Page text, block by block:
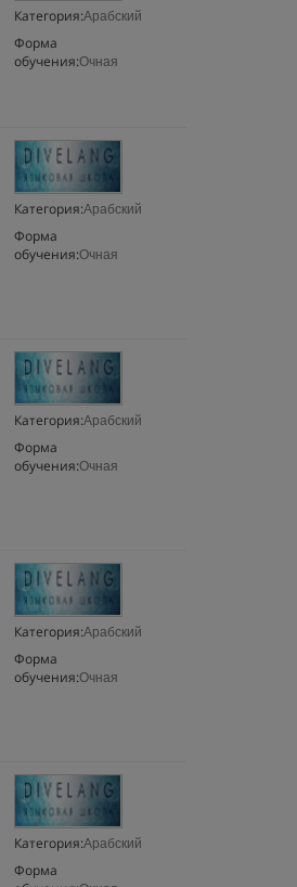
Категория:Арабский
Форма
обучения:Очная
Категория:Арабский
Форма
обучения:Очная
Категория:Арабский
Форма
обучения:Очная
Категория:Арабский
Форма
обучения:Очная
Категория:Арабский
Форма